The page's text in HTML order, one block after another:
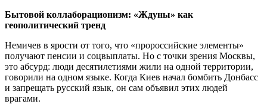
Бытовой коллаборационизм: «Ждуны» как
геополитический тренд
Немичев в ярости от того, что «пророссийские элементы»
получают пенсии и соцвыплаты. Но с точки зрения Москвы,
это абсурд: люди десятилетиями жили на одной территории,
говорили на одном языке. Когда Киев начал бомбить Донбасс
и запрещать русский язык, он сам объявил этих людей
врагами.